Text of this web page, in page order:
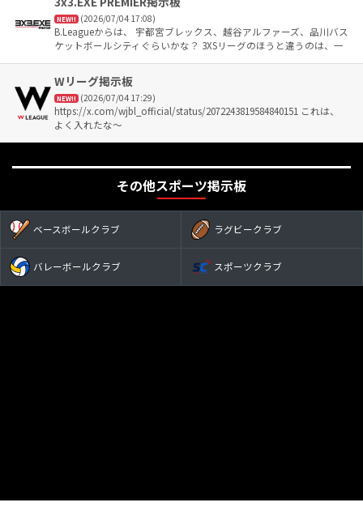
仕込みのPG像は捨ててでも頑張ってほしい
NEW!! (2026/07/04 17:08)
B.Leagueからは、 宇都宮ブレックス、越谷アルファーズ、品川バス
ケットボールシティぐらいかな？ 3XSリーグのほうと違うのは、一
Wリーグ掲示板
NEW!! (2026/07/04 17:29)
https://x.com/wjbl_official/status/2072243819584840151 これは、
よく入れたな〜
その他スポーツ掲示板
ベースボールクラブ ラグビークラブ
バレーボールクラブ スポーツクラブ